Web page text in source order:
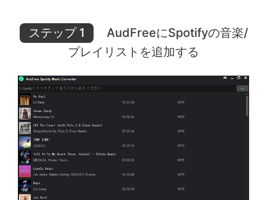
ステップ 1
AudFreeにSpotifyの音楽/
プレイリストを追加する